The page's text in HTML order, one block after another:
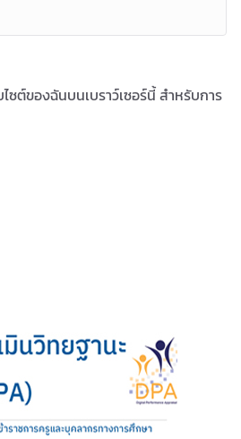
ซต์ของฉันบนเบราว์เซอร์นี้ สำหรับการ